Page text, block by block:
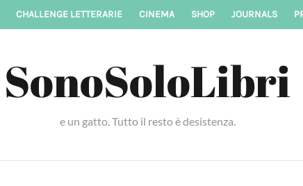
CHALLENGE LETTERARIE CINEMA SHOP JOURNALS
SonoSoloLibri
e un gatto. Tutto il resto è desistenza.